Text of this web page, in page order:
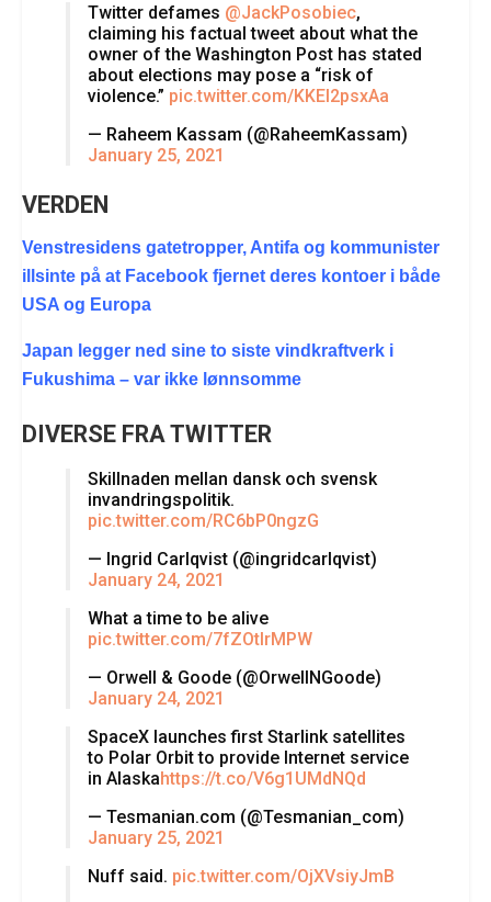
Twitter defames @JackPosobiec,
claiming his factual tweet about what the
owner of the Washington Post has stated
about elections may pose a “risk of
violence.” pic.twitter.com/KKEl2psxAa
— Raheem Kassam (@RaheemKassam)
January 25, 2021
VERDEN
Venstresidens gatetropper, Antifa og kommunister
illsinte på at Facebook fjernet deres kontoer i både
USA og Europa
Japan legger ned sine to siste vindkraftverk i
Fukushima – var ikke lønnsomme
DIVERSE FRA TWITTER
Skillnaden mellan dansk och svensk
invandringspolitik.
pic.twitter.com/RC6bP0ngzG
— Ingrid Carlqvist (@ingridcarlqvist)
January 24, 2021
What a time to be alive
pic.twitter.com/7fZOtIrMPW
— Orwell & Goode (@OrwellNGoode)
January 24, 2021
SpaceX launches first Starlink satellites
to Polar Orbit to provide Internet service
in Alaskahttps://t.co/V6g1UMdNQd
— Tesmanian.com (@Tesmanian_com)
January 25, 2021
Nuff said. pic.twitter.com/OjXVsiyJmB